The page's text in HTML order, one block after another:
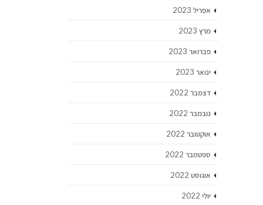
אפריל 2023
מרץ 2023
פברואר 2023
ינואר 2023
דצמבר 2022
נובמבר 2022
אוקטובר 2022
ספטמבר 2022
אוגוסט 2022
יולי 2022